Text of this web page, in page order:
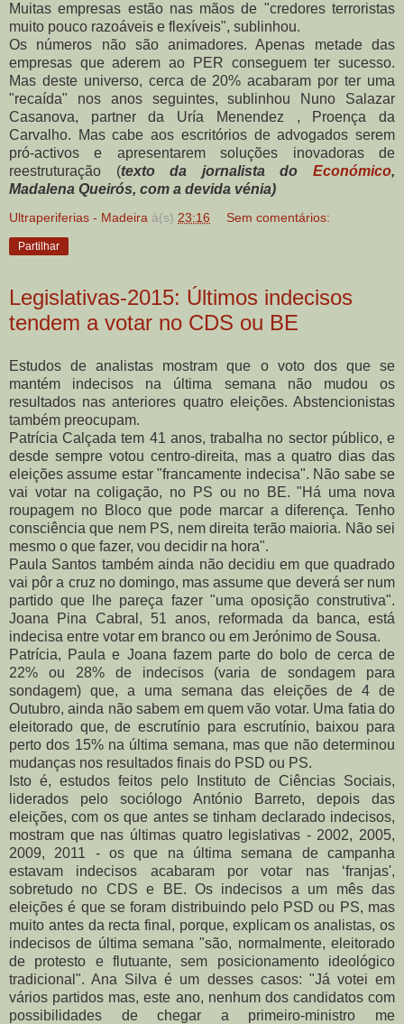
Muitas empresas estão nas mãos de "credores terroristas
muito pouco razoáveis e flexíveis", sublinhou.
Os números não são animadores. Apenas metade das
empresas que aderem ao PER conseguem ter sucesso.
Mas deste universo, cerca de 20% acabaram por ter uma
"recaída" nos anos seguintes, sublinhou Nuno Salazar
Casanova, partner da Uría Menendez , Proença da
Carvalho. Mas cabe aos escritórios de advogados serem
pró-activos e apresentarem soluções inovadoras de
reestruturação (texto da jornalista doEconómico,
Madalena Queirós, com a devida vénia)
Ultraperiferias - Madeira à(s) 23:16 Sem comentários:
Partilhar
Legislativas-2015: Últimos indecisos
tendem a votar no CDS ou BE
Estudos de analistas mostram que o voto dos que se
mantém indecisos na última semana não mudou os
resultados nas anteriores quatro eleições. Abstencionistas
também preocupam.
Patrícia Calçada tem 41 anos, trabalha no sector público, e
desde sempre votou centro-direita, mas a quatro dias das
eleições assume estar "francamente indecisa". Não sabe se
vai votar na coligação, no PS ou no BE. "Há uma nova
roupagem no Bloco que pode marcar a diferença. Tenho
consciência que nem PS, nem direita terão maioria. Não sei
mesmo o que fazer, vou decidir na hora".
Paula Santos também ainda não decidiu em que quadrado
vai pôr a cruz no domingo, mas assume que deverá ser num
partido que lhe pareça fazer "uma oposição construtiva".
Joana Pina Cabral, 51 anos, reformada da banca, está
indecisa entre votar em branco ou em Jerónimo de Sousa.
Patrícia, Paula e Joana fazem parte do bolo de cerca de
22% ou 28% de indecisos (varia de sondagem para
sondagem) que, a uma semana das eleições de 4 de
Outubro, ainda não sabem em quem vão votar. Uma fatia do
eleitorado que, de escrutínio para escrutínio, baixou para
perto dos 15% na última semana, mas que não determinou
mudanças nos resultados finais do PSD ou PS.
Isto é, estudos feitos pelo Instituto de Ciências Sociais,
liderados pelo sociólogo António Barreto, depois das
eleições, com os que antes se tinham declarado indecisos,
mostram que nas últimas quatro legislativas - 2002, 2005,
2009, 2011 - os que na última semana de campanha
estavam indecisos acabaram por votar nas ‘franjas',
sobretudo no CDS e BE. Os indecisos a um mês das
eleições é que se foram distribuindo pelo PSD ou PS, mas
muito antes da recta final, porque, explicam os analistas, os
indecisos de última semana "são, normalmente, eleitorado
de protesto e flutuante, sem posicionamento ideológico
tradicional". Ana Silva é um desses casos: "Já votei em
vários partidos mas, este ano, nenhum dos candidatos com
possibilidades de chegar a primeiro-ministro me